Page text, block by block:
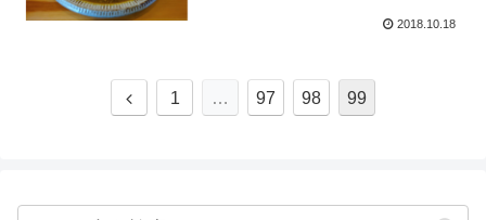
2018.10.18
前
1 … 97 98 99